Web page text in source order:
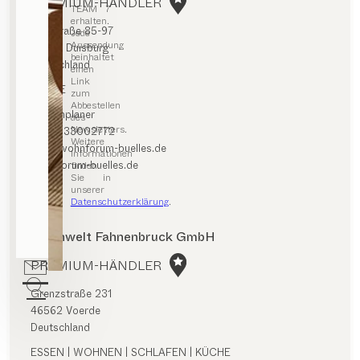
TEAM 7
erhalten.
Jede
Aussendung
beinhaltet
einen
Link
zum
Abbestellen
des
Newsletters.
Weitere
Informationen
finden
Sie in
unserer
Datenschutzerklärung.
Falkstraße 85-97
47058 Duisburg
Deutschland
KÜCHE
Routenplaner
+492033002772
info@wohnforum-buelles.de
wohnforum-buelles.de
Wohnwelt Fahnenbruck GmbH
PREMIUM-HÄNDLER
Grenzstraße 231
46562 Voerde
Deutschland
ESSEN | WOHNEN | SCHLAFEN | KÜCHE